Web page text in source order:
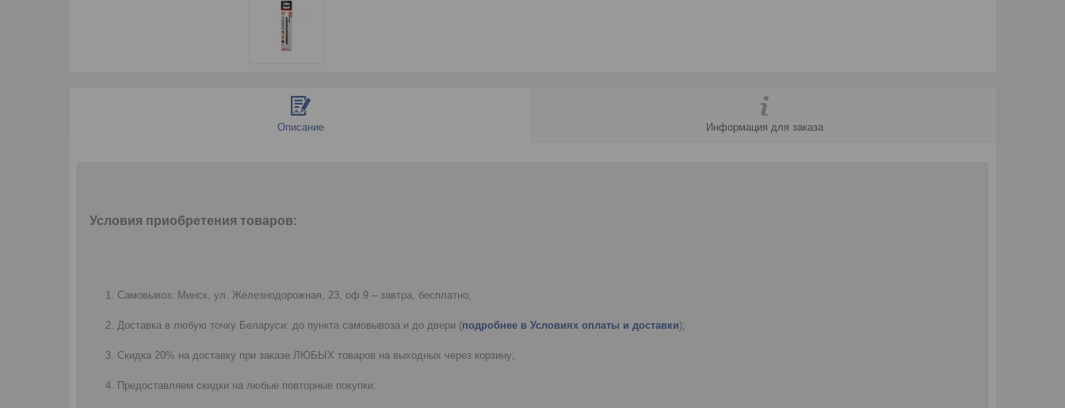
Описание Информация для заказа
Условия приобретения товаров:
Самовывоз: Минск, ул. Железнодорожная, 23, оф.9 – завтра, бесплатно;
Доставка в любую точку Беларуси: до пункта самовывоза и до двери (подробнее в Условиях оплаты и доставки);
Скидка 20% на доставку при заказе ЛЮБЫХ товаров на выходных через корзину;
Предоставляем скидки на любые повторные покупки.